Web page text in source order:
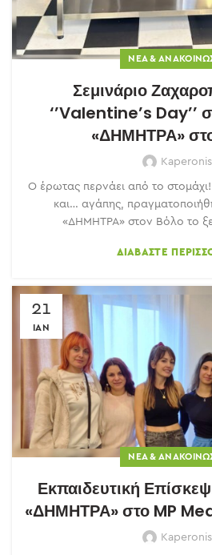
ΝΈΑ &
Σεμινάριο
‘’Valentine’s Day’’
«ΔΗΜΗΤΡΑ»
Kaperonis
Ο έρωτας περνάει από το
και… αγάπης,
«ΔΗΜΗΤΡΑ» στον Βόλο το
ΔΙΑΒΆΣΤΕ
21
ΙΑΝ
ΝΈΑ &
Εκπαιδευτική
«ΔΗΜΗΤΡΑ» στο MP
Kaperonis